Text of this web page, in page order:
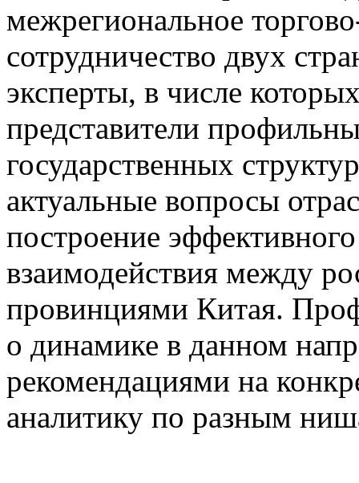
межрегиональное
сотрудничество двух
эксперты, в числе
представители
государственных
актуальные вопросы
построение
взаимодействия между
провинциями Китая.
о динамике в данном
рекомендациями на
аналитику по разным